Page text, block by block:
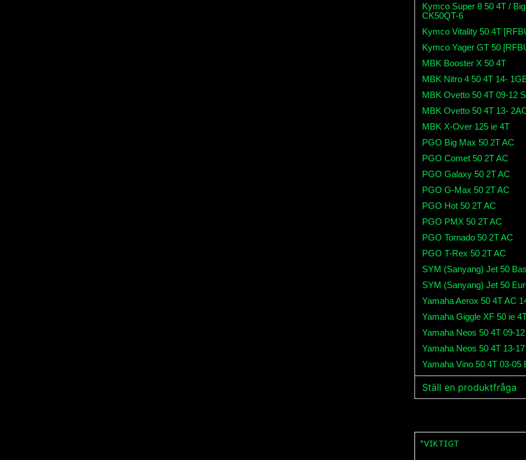
Kymco Super 8 50 4T /
CK50QT-6
Kymco Vitality 50 4T
Kymco Yager GT 50
MBK Booster X 50 4T
MBK Nitro 4 50 4T 14-
MBK Ovetto 50 4T 09-12
MBK Ovetto 50 4T 13-
MBK X-Over 125 ie 4T
PGO Big Max 50 2T AC
PGO Comet 50 2T AC
PGO Galaxy 50 2T AC
PGO G-Max 50 2T AC
PGO Hot 50 2T AC
PGO PMX 50 2T AC
PGO Tornado 50 2T AC
PGO T-Rex 50 2T AC
SYM (Sanyang) Jet 50
SYM (Sanyang) Jet 50
Yamaha Aerox 50 4T AC
Yamaha Giggle XF 50 ie
Yamaha Neos 50 4T 09-
Yamaha Neos 50 4T 13-
Yamaha Vino 50 4T 03-05
Ställ en produktfråga
*VIKTIGT